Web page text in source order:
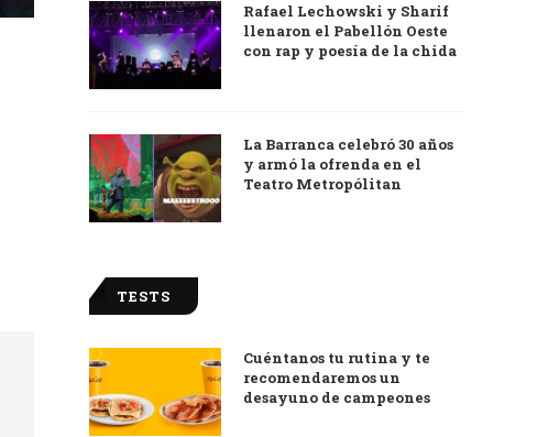
Rafael Lechowski y Sharif
llenaron el Pabellón Oeste
con rap y poesía de la chida
La Barranca celebró 30 años
y armó la ofrenda en el
Teatro Metropólitan
TESTS
Cuéntanos tu rutina y te
recomendaremos un
desayuno de campeones